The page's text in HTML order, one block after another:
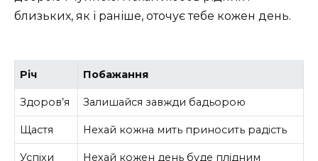
близьких, як і раніше, оточує тебе кожен день.
Річ Побажання
Здоров’я Залишайся завжди бадьорою
Щастя Нехай кожна мить приносить радість
Успіхи Нехай кожен день буде плідним